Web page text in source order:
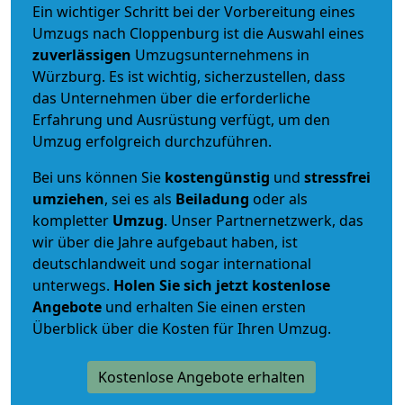
Ein wichtiger Schritt bei der Vorbereitung eines
Umzugs nach Cloppenburg ist die Auswahl eines
zuverlässigen Umzugsunternehmens in
Würzburg. Es ist wichtig, sicherzustellen, dass
das Unternehmen über die erforderliche
Erfahrung und Ausrüstung verfügt, um den
Umzug erfolgreich durchzuführen.
Bei uns können Sie kostengünstig und stressfrei
umziehen, sei es als Beiladung oder als
kompletter Umzug. Unser Partnernetzwerk, das
wir über die Jahre aufgebaut haben, ist
deutschlandweit und sogar international
unterwegs. Holen Sie sich jetzt kostenlose
Angebote und erhalten Sie einen ersten
Überblick über die Kosten für Ihren Umzug.
Kostenlose Angebote erhalten